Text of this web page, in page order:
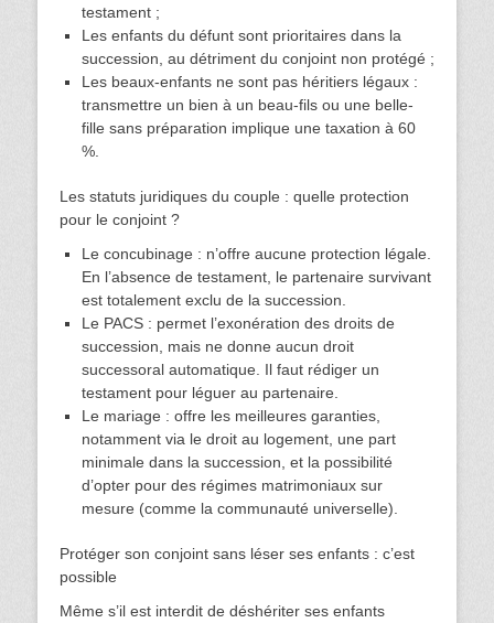
testament ;
Les enfants du défunt sont prioritaires dans la
succession, au détriment du conjoint non protégé ;
Les beaux-enfants ne sont pas héritiers légaux :
transmettre un bien à un beau-fils ou une belle-
fille sans préparation implique une taxation à 60
%.
Les statuts juridiques du couple : quelle protection
pour le conjoint ?
Le concubinage : n’offre aucune protection légale.
En l’absence de testament, le partenaire survivant
est totalement exclu de la succession.
Le PACS : permet l’exonération des droits de
succession, mais ne donne aucun droit
successoral automatique. Il faut rédiger un
testament pour léguer au partenaire.
Le mariage : offre les meilleures garanties,
notamment via le droit au logement, une part
minimale dans la succession, et la possibilité
d’opter pour des régimes matrimoniaux sur
mesure (comme la communauté universelle).
Protéger son conjoint sans léser ses enfants : c’est
possible
Même s’il est interdit de déshériter ses enfants